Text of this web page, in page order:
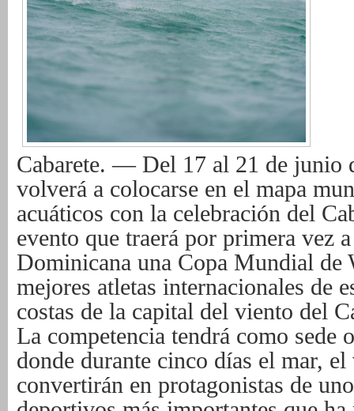
Cabarete. — Del 17 al 21 de junio
volverá a colocarse en el mapa
acuáticos con la celebración del
evento que traerá por primera vez
Dominicana una Copa Mundial
mejores atletas internacionales de
costas de la capital del viento del
La competencia tendrá como sede
donde durante cinco días el mar,
convertirán en protagonistas de